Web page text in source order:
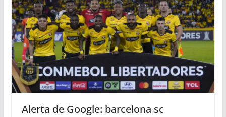
Alerta de Google: barcelona sc